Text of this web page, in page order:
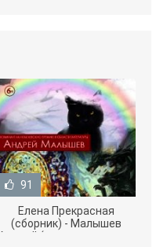
91
Елена Прекрасная
(сборник) - Малышев
Андрей (книги полностью